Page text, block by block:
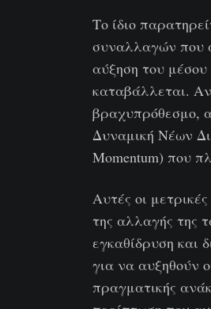
Το ίδιο
συναλλαγών που
αύξηση του
καταβάλλεται.
βραχυπρόθεσμο,
Δυναμική Νέων
Momentum) που
Αυτές οι
της αλλαγής της
εγκαθίδρυση και
για να αυξηθούν
πραγματικής